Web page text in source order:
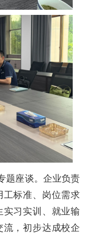
题座谈。企业负责
工标准、岗位需求
实习实训、就业输
，初步达成校企